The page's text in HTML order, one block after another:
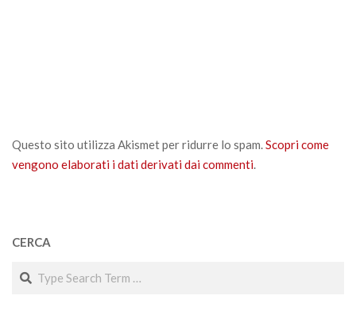
Questo sito utilizza Akismet per ridurre lo spam.Scopri come
vengono elaborati i dati derivati dai commenti.
CERCA
Search